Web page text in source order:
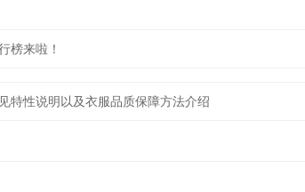
榜来啦！
特性说明以及衣服品质保障方法介绍